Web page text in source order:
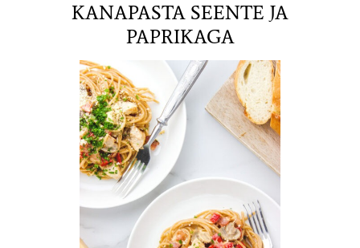
KANAPASTA SEENTE JA
PAPRIKAGA